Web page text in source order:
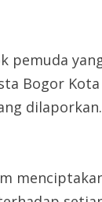
pemuda
Bogor Kota
dilaporkan.